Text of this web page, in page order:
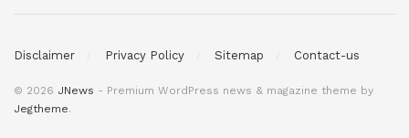
Disclaimer Privacy Policy Sitemap Contact-us
© 2026 JNews - Premium WordPress news & magazine theme by
Jegtheme.